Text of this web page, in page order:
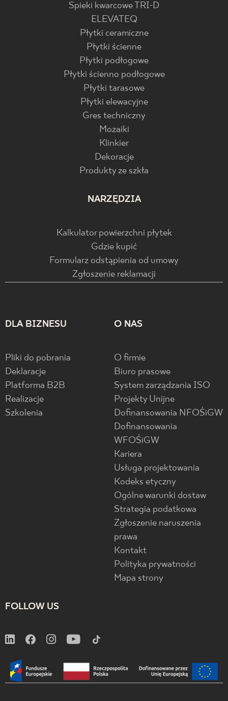
Spieki kwarcowe TRI-D
ELEVATEQ
Płytki ceramiczne
Płytki ścienne
Płytki podłogowe
Płytki ścienno podłogowe
Płytki tarasowe
Płytki elewacyjne
Gres techniczny
Mozaiki
Klinkier
Dekoracje
Produkty ze szkła
NARZĘDZIA
Kalkulator powierzchni płytek
Gdzie kupić
Formularz odstąpienia od umowy
Zgłoszenie reklamacji
DLA BIZNESU
Pliki do pobrania
Deklaracje
Platforma B2B
Realizacje
Szkolenia
O NAS
O firmie
Biuro prasowe
System zarządzania ISO
Projekty Unijne
Dofinansowania NFOŚiGW
Dofinansowania
WFOŚiGW
Kariera
Usługa projektowania
Kodeks etyczny
Ogólne warunki dostaw
Strategia podatkowa
Zgłoszenie naruszenia
prawa
Kontakt
Polityka prywatności
Mapa strony
FOLLOW US